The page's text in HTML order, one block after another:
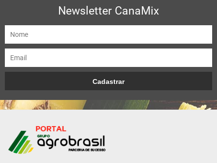
Newsletter CanaMix